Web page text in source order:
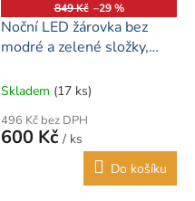
D
A
R
M
A
849 Kč –29 %
Noční LED žárovka bez
modré a zelené složky,
Skladem (17 ks)
496 Kč bez DPH
600 Kč / ks
Do košíku